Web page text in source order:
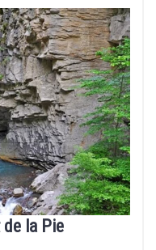
de la Pie